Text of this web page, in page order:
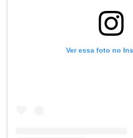
Ver essa foto no